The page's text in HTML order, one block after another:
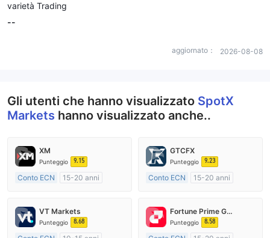
varietà Trading
--
aggiornato： 2026-08-08
Gli utenti che hanno visualizzato SpotX
Markets hanno visualizzato anche..
XM
Punteggio 9.15
Conto ECN
15-20 anni
Market Making (MM)
Etichetta principale MT4
GTCFX
Punteggio 9.23
Conto ECN
15-20 anni
Market Making (MM)
Etichetta principale MT4
VT Markets
Punteggio 8.68
Fortune Prime Global
Punteggio 8.58